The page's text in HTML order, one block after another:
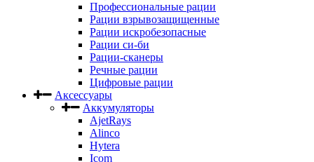
Профессиональные рации
Рации взрывозащищенные
Рации искробезопасные
Рации си-би
Рации-сканеры
Речные рации
Цифровые рации
Аксессуары
Аккумуляторы
AjetRays
Alinco
Hytera
Icom